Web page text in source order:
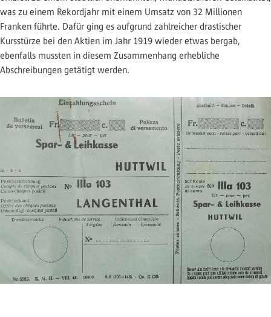
was zu einem Rekordjahr mit einem Umsatz von 32 Millionen
Franken führte. Dafür ging es aufgrund zahlreicher drastischer
Kursstürze bei den Aktien im Jahr 1919 wieder etwas bergab,
ebenfalls mussten in diesem Zusammenhang erhebliche
Abschreibungen getätigt werden.